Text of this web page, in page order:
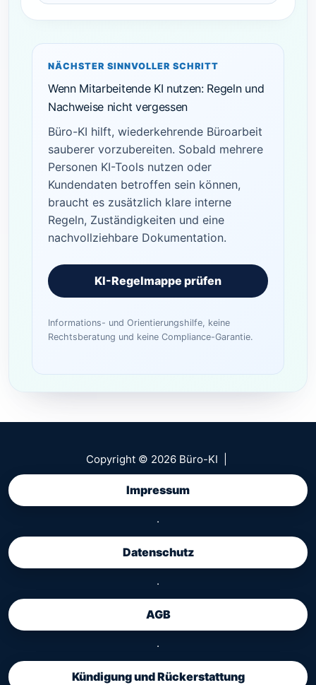
NÄCHSTER SINNVOLLER SCHRITT
Wenn Mitarbeitende KI nutzen: Regeln und
Nachweise nicht vergessen
Büro-KI hilft, wiederkehrende Büroarbeit
sauberer vorzubereiten. Sobald mehrere
Personen KI-Tools nutzen oder
Kundendaten betroffen sein können,
braucht es zusätzlich klare interne
Regeln, Zuständigkeiten und eine
nachvollziehbare Dokumentation.
KI-Regelmappe prüfen
Informations- und Orientierungshilfe, keine
Rechtsberatung und keine Compliance-Garantie.
Copyright © 2026 Büro-KI |
Impressum
·
Datenschutz
·
AGB
·
Kündigung und Rückerstattung